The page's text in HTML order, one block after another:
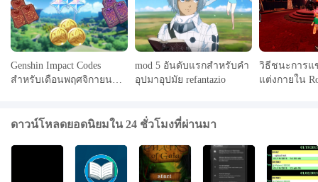
Genshin Impact Codes
สำหรับเดือนพฤศจิกายน
mod 5 อันดับแรกสำหรับคำ
อุปมาอุปมัย refantazio
วิธีชนะการแ
แต่งกายใน
ดาวน์โหลดยอดนิยมใน 24 ชั่วโมงที่ผ่านมา